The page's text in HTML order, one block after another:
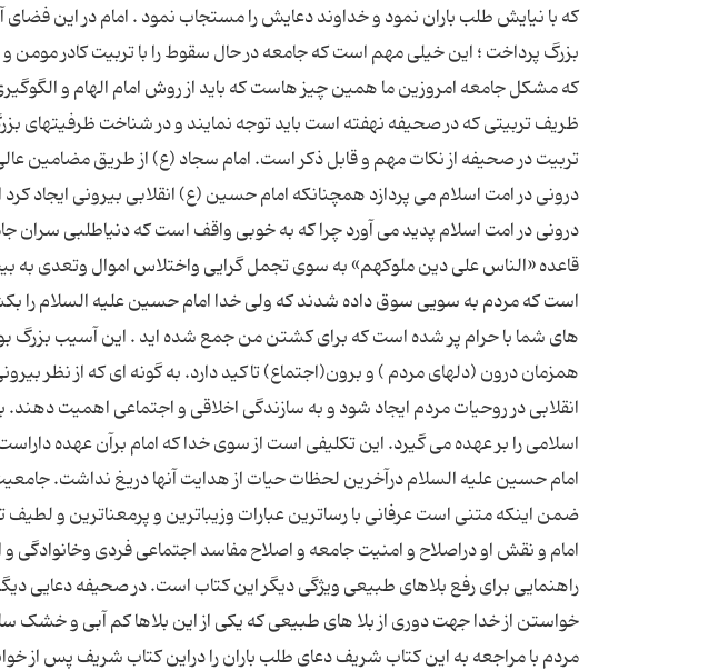
که با نیایش طلب باران نمود و خداوند دعایش را مستجاب نمود . امام در این
بزرگ پرداخت ؛ این خیلی مهم است که جامعه در حال سقوط را با تربیت کادر مومن
که مشکل جامعه امروزین ما همین چیز هاست که باید از روش امام الهام و
ظریف تربیتی که در صحیفه نهفته است باید توجه نمایند و در شناخت ظرفیتهای
تربیت در صحیفه از نکات مهم و قابل ذکر است. امام سجاد (ع) از طریق مضامین
درونی در امت اسلام می پردازد همچنانکه امام حسین (ع) انقلابی بیرونی ایجاد کرد
درونی در امت اسلام پدید می آورد چرا که به خوبی واقف است که دنیاطلبی
قاعده «الناس علی دین ملوکهم» به سوی تجمل گرایی واختلاس اموال وتعدی به
است که مردم به سویی سوق داده شدند که ولی خدا امام حسین علیه السلام را
های شما با حرام پر شده است که برای کشتن من جمع شده اید . این آسیب بزرگ
همزمان درون (دلهای مردم ) و برون(اجتماع) تاکید دارد. به گونه ای که از نظر
انقلابی در روحیات مردم ایجاد شود و به سازندگی اخلاقی و اجتماعی اهمیت دهند.
اسلامی را بر عهده می گیرد. این تکلیفی است از سوی خدا که امام برآن عهده داراست
امام حسین علیه السلام درآخرین لحظات حیات از هدایت آنها دریغ نداشت.
ضمن اینکه متنی است عرفانی با رساترین عبارات وزیباترین و پرمعناترین و
امام و نقش او دراصلاح و امنیت جامعه و اصلاح مفاسد اجتماعی فردی وخانوادگی
راهنمایی برای رفع بلاهای طبیعی ویژگی دیگر این کتاب است. در صحیفه دعایی
خواستن از خدا جهت دوری از بلا های طبیعی که یکی از این بلاها کم آبی و خشک
مردم با مراجعه به این کتاب شریف دعای طلب باران را دراین کتاب شریف پس از